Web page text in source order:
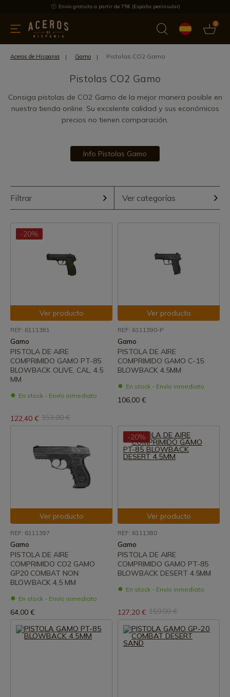
Envío gratuito a partir de 75€ (España peninsular)
0
menaje Ofertas Ultimas novedades Los más vendidos
Aceros de Hispania Gamo Pistolas CO2 Gamo
Pistolas CO2 Gamo
Consiga pistolas de CO2 Gamo de la mejor manera posible en
nuestra tienda online. Su excelente calidad y sus económicos
precios no tienen comparación.
Info Pistolas Gamo
Filtrar Ver categorías
-20%
Ver producto
REF: 6111381
Gamo
PISTOLA DE AIRE
COMPRIMIDO GAMO PT-85
BLOWBACK OLIVE, CAL. 4.5
MM
En stock - Envío inmediato
122,40 € 153,00 €
Ver producto
REF: 6111390-P
Gamo
PISTOLA DE AIRE
COMPRIMIDO GAMO C-15
BLOWBACK 4.5MM
En stock - Envío inmediato
106,00 €
Ver producto
REF: 6111397
Gamo
PISTOLA DE AIRE
COMPRIMIDO CO2 GAMO
GP20 COMBAT NON
BLOWBACK 4,5 MM
En stock - Envío inmediato
64,00 €
-20%
Ver producto
REF: 6111380
Gamo
PISTOLA DE AIRE
COMPRIMIDO GAMO PT-85
BLOWBACK DESERT 4.5MM
En stock - Envío inmediato
127,20 € 159,00 €